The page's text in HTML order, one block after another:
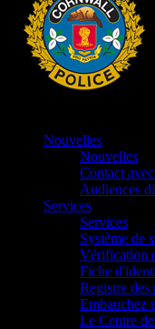
Nouvelles
Nouvelles
Contact
Audiences
Services
Services
Système de
Vérification
Fiche
Registre des
Embauchez
Le Centre